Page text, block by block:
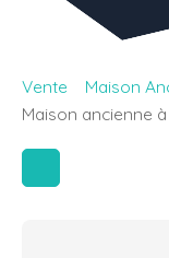
Vente Maison
Maison ancienne